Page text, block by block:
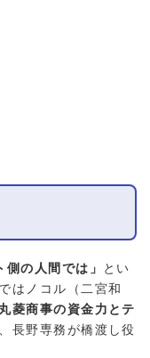
側の人間では」
とい
はノコル（二宮和
丸菱商事の資金力とテ
長野専務が橋渡し役